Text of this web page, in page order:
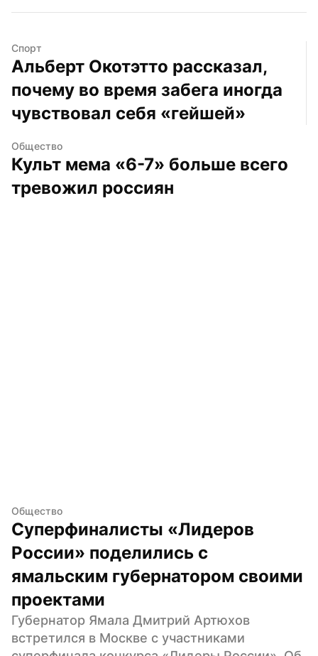
Спорт
Альберт Окотэтто рассказал,
почему во время забега иногда
чувствовал себя «гейшей»
Общество
Культ мема «6-7» больше всего
тревожил россиян
Общество
Суперфиналисты «Лидеров
России» поделились с
ямальским губернатором своими
проектами
Губернатор Ямала Дмитрий Артюхов
встретился в Москве с участниками